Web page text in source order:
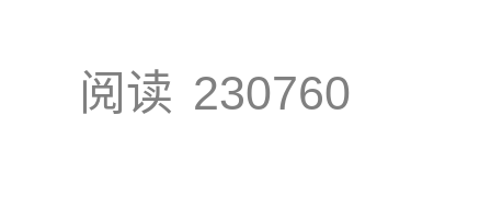
阅读 230760